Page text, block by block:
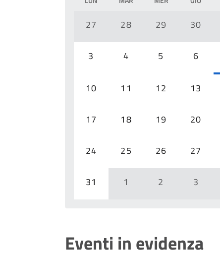
27 28 29 30
3 4 5 6
10 11 12 13
17 18 19 20
24 25 26 27
31 1 2 3
Eventi in evidenza